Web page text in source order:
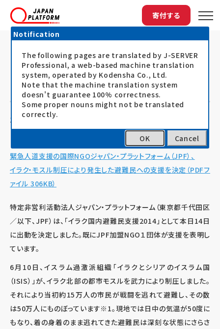
寄付する
トップ 最新情報 イラク・モスル制圧により発生した避難民へ...
イラク・モスル制圧により発生した避
難民への支援を決定
14.06.14
緊急人道支援の国際NGOジャパン・プラットフォーム（JPF）、
イラク・モスル制圧により発生した避難民への支援を決定（PDFフ
ァイル 306KB）
特定非営利活動法人ジャパン・プラットフォーム（東京都千代田区
／以下、JPF）は、「イラク国内避難民支援2014」として本日14日
に出動を決定しました。既にJPF加盟NGO１団体が支援を表明し
ています。
6月10日、イスラム過激派組織「イラクとシリアのイスラム国
（ISIS）」が、イラク北部の都市モスルを武力により制圧しました。
それにより当初約15万人の市民が戦闘を逃れて避難し、その数
は50万人にものぼっています※1。現地では日中の気温が50度に
もなり、着の身着のまま逃れてきた避難民は深刻な状態にさらさ
Notification
The following pages are translated by J-SERVER
Professional, a web-based machine translation
system, operated by Kodensha Co., Ltd.
Note that the machine translation system
doesn't guarantee 100% correctness.
Some proper nouns might not be translated
correctly.
OK Cancel